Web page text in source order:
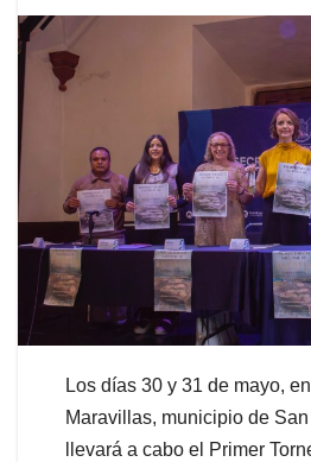
Los días 30 y 31 de mayo,
Maravillas, municipio de
llevará a cabo el Primer